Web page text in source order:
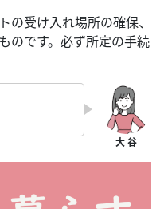
の受け入れ場所の確保、
のです。必ず所定の手続